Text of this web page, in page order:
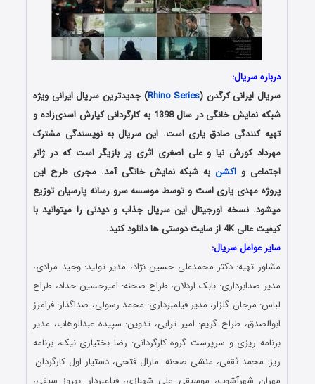
درباره سریال:
سریال ایرانی کرگدن (Rhino Series) جدیدترین سریال ایرانی ویژه
شبکه نمایش خانگی در سال 1398 به کارگردانی کیارش اسدی‌زاده و
تهیه کنندگی صادق یاری است. این سریال به نویسندگی مشترک
مهرداد کورش نیا و علی اصغری اثری پر بازیگر است که در ژانر
اجتماعی و اکشنبه شبکه نمایش خانگی آمد. مجری طرح این
پروژه مهدی یاری است و توسط موسسه سرو رسانه پارسیان توزیع
میشود. نسخه اورجینال این سریال جذاب و دیدنی را میتوانید با
کیفیت عالی 4K از سایت دوستی ها دانلود کنید.
سایر عوامل سریال:
مشاور تهیه: دکتر محمدعلی حسین نژاد، مدیر تولید: وحید مرادی،
مدیر صدابردارى: بابک اردلان، طراح صحنه: امیرحسین حداد، طراح
لباس: مرجان گلزار، مدیر فیلمبردارى: محمد رسولى، صداگذار: فرامرز
ابوالصدق، طراح گریم: امیر ترابى، تدوین: سپیده عبدالوهاب، مدیر
برنامه ریزى و سرپرست گروه کارگردانى: رضا بختیارى نیک، برنامه
ریز: محمد ثقفى، منشى صحنه: مارال فتحى، دستیار اول کارگردان:
مهران شهرآشوب، موسیقى: على شهبازى، فیلمبردار: بهروز سیفی،